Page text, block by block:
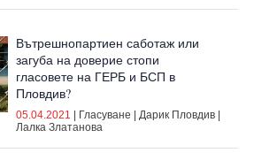
Вътрешнопартиен саботаж или
загуба на доверие стопи
гласовете на ГЕРБ и БСП в
Пловдив?
05.04.2021 Гласуване Дарик Пловдив|
Лалка Златанова